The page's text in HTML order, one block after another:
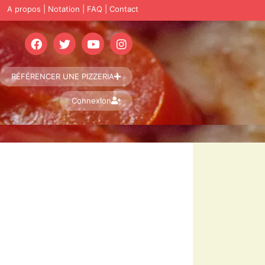
A propos Notation FAQ Contact
RÉFÉRENCER UNE PIZZERIA
Connexion